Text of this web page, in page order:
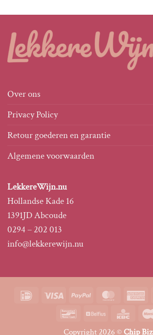
Over ons
Privacy Policy
Retour goederen en garantie
Algemene voorwaarden
LekkereWijn.nu
Hollandse Kade 16
1391JD Abcoude
0294 – 202 013
info@lekkerewijn.nu
IDeal Visa PayPal
BancontactBelfius KBC
Copyright 2026 ©Chip